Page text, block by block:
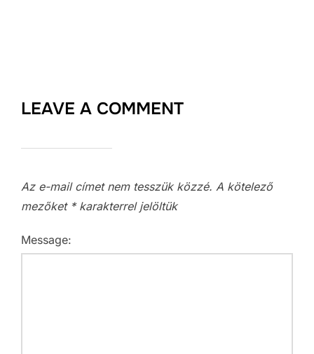
LEAVE A COMMENT
Az e-mail címet nem tesszük közzé. A kötelező
mezőket *karakterrel jelöltük
Message: